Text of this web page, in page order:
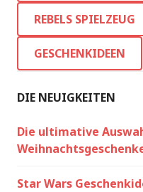
REBELS SPIELZEUG
GESCHENKIDEEN
DIE NEUIGKEITEN
Die ultimative
Star Wars